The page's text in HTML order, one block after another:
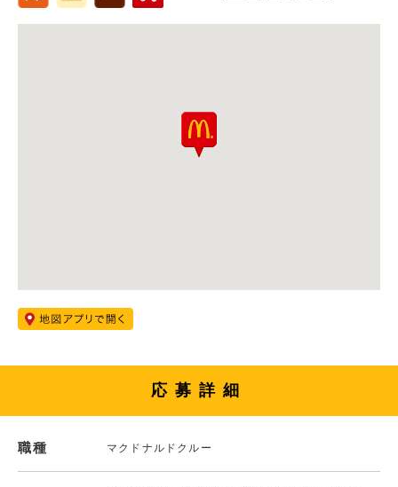
応募詳細
職種 マクドナルドクルー